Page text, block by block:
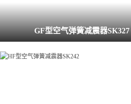
GF型空气弹簧减震器SK327